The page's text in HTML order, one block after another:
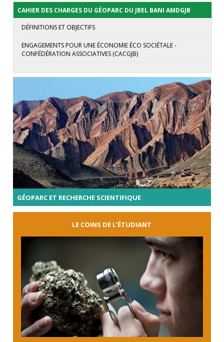
CAHIER DES CHARGES DU GÉOPARC DU JBEL BANI AMDGJB
DÉFINITIONS ET OBJECTIFS
ENGAGEMENTS POUR UNE ÉCONOMIE ÉCO SOCIÉTALE -
CONFÉDÉRATION ASSOCIATIVES (CACGJB)
GÉOPARC ET RECHERCHE SCIENTIFIQUE
LE COINS DE L’ÉTUDIANT